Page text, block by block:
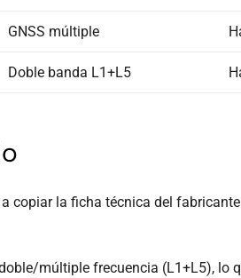
GNSS múltiple
Doble banda L1+L5
la ficha técnica del
múltiple frecuencia (L1+L5), lo